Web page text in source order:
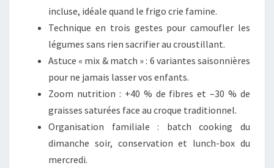
incluse, idéale quand le frigo crie famine.
Technique en trois gestes pour camoufler les
légumes sans rien sacrifier au croustillant.
Astuce « mix & match » : 6 variantes saisonnières
pour ne jamais lasser vos enfants.
Zoom nutrition : +40 % de fibres et –30 % de
graisses saturées face au croque traditionnel.
Organisation familiale : batch cooking du
dimanche soir, conservation et lunch-box du
mercredi.